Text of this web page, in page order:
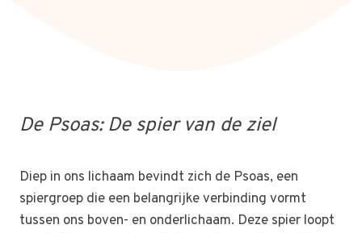
De Psoas: De spier van de ziel
Diep in ons lichaam bevindt zich de Psoas, een
spiergroep die een belangrijke verbinding vormt
tussen ons boven- en onderlichaam. Deze spier loopt